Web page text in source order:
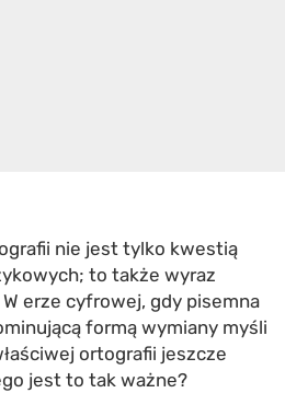
nie jest tylko kwestią
to także wyraz
erze cyfrowej, gdy pisemna
formą wymiany myśli
ortografii jeszcze
jest to tak ważne?